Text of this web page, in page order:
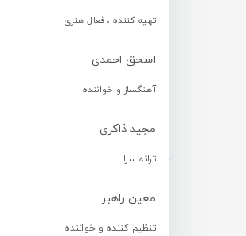
تهیه کننده ، فعال هنری
اسحق احمدی
آهنگساز و خواننده
مجید ذاکری
ترانه سرا
معین راهبر
تنظیم کننده و خواننده